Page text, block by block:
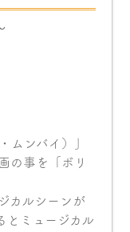
ムンバイ）」
の事を「ボリ
カルシーンが
とミュージカル